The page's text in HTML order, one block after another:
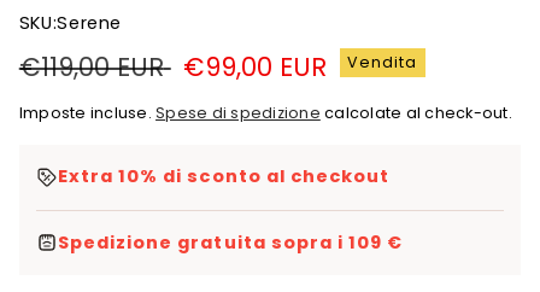
SKU:Serene
Prezzo
di
€119,00 EUR Prezzo
di
€99,00 EUR Vendita
Imposte incluse.Spese di spedizione calcolate al check-out.
Extra 10% di sconto al checkout
Spedizione gratuita sopra i 109 €